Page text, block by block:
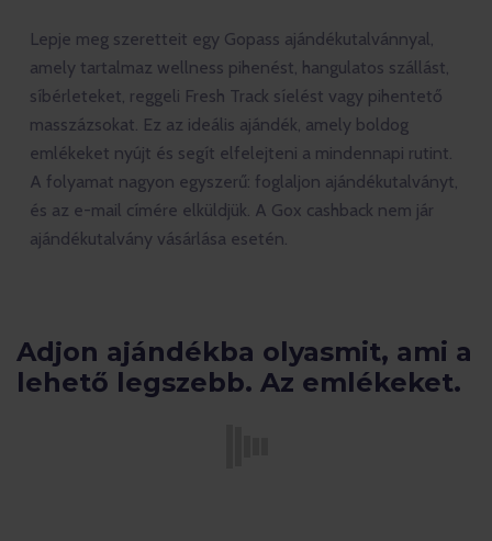
Lepje meg szeretteit egy Gopass ajándékutalvánnyal,
amely tartalmaz wellness pihenést, hangulatos szállást,
síbérleteket, reggeli Fresh Track síelést vagy pihentető
masszázsokat. Ez az ideális ajándék, amely boldog
emlékeket nyújt és segít elfelejteni a mindennapi rutint.
A folyamat nagyon egyszerű: foglaljon ajándékutalványt,
és az e-mail címére elküldjük. A Gox cashback nem jár
ajándékutalvány vásárlása esetén.
Adjon ajándékba olyasmit, ami a
lehető legszebb. Az emlékeket.